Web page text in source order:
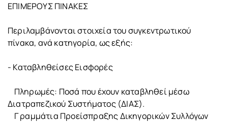
ΕΠΙΜΕΡΟΥΣ ΠΙΝΑΚΕΣ
Περιλαμβάνονται στοιχεία του συγκεντρωτικού
πίνακα, ανά κατηγορία, ως εξής:
- Καταβληθείσες Εισφορές
Πληρωμές: Ποσά που έχουν καταβληθεί μέσω
Διατραπεζικού Συστήματος (ΔΙΑΣ).
Γ ραμμάτια Προείσπραξης Δικηγορικών Συλλόγων